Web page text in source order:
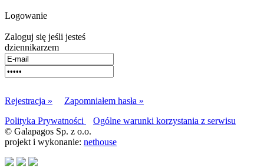
Logowanie
Zaloguj się jeśli jesteś
dziennikarzem
Rejestracja »
Zapomniałem hasła »
Polityka Prywatności
Ogólne warunki korzystania z serwisu
© Galapagos Sp. z o.o.
projekt i wykonanie: nethouse